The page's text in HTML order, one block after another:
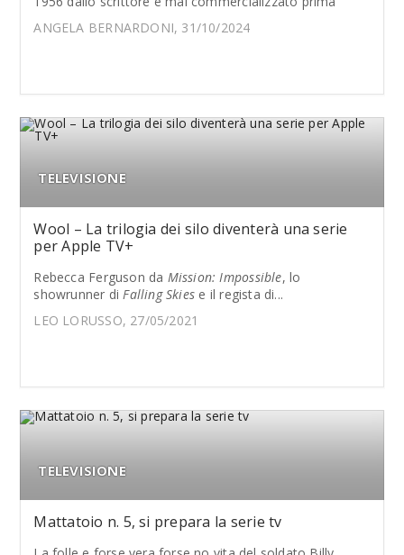
ANGELA BERNARDONI, 31/10/2024
TELEVISIONE
Wool – La trilogia dei silo diventerà una serie
per Apple TV+
Rebecca Ferguson da Mission: Impossible, lo
showrunner diFalling Skies e il regista di...
LEO LORUSSO, 27/05/2021
TELEVISIONE
Mattatoio n. 5, si prepara la serie tv